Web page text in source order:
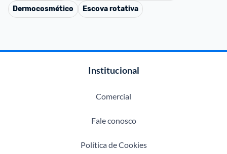
Dermocosmético
Escova rotativa
Institucional
Comercial
Fale conosco
Política de Cookies